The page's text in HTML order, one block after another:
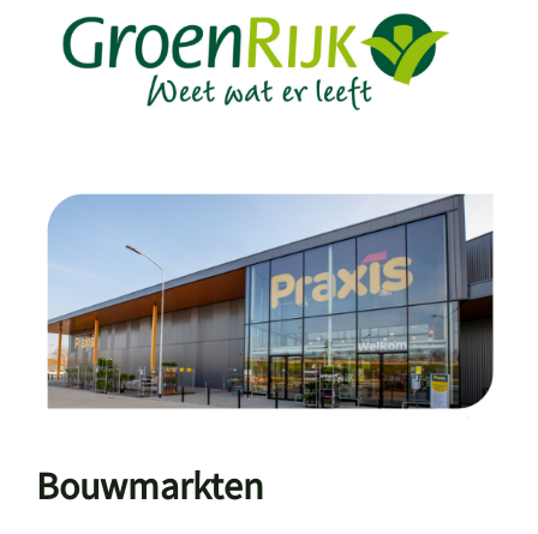
Bouwmarkten